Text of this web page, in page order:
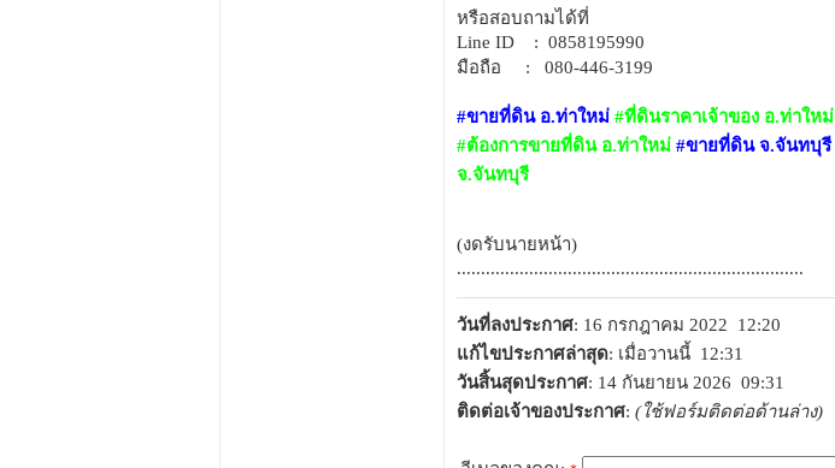
หรือสอบถามได้ที่
Line ID : 0858195990
มือถือ : 080-446-3199
#ขายที่ดิน อ.ท่าใหม่ #ที่ดินราคาเจ้าของ อ.ท่าใหม่
#ต้องการขายที่ดิน อ.ท่าใหม่ #ขายที่ดิน จ.จันทบุรี
จ.จันทบุรี
(งดรับนายหน้า)
........................................................................
วันที่ลงประกาศ: 16 กรกฎาคม 2022 12:20
แก้ไขประกาศล่าสุด: เมื่อวานนี้ 12:31
วันสิ้นสุดประกาศ: 14 กันยายน 2026 09:31
ติดต่อเจ้าของประกาศ: (ใช้ฟอร์มติดต่อด้านล่าง)